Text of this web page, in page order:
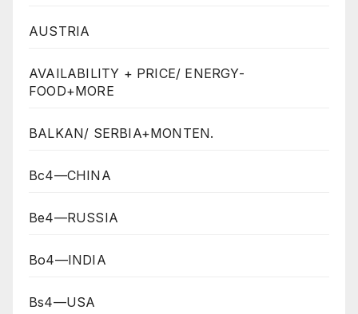
AUSTRIA
AVAILABILITY + PRICE/ ENERGY-
FOOD+MORE
BALKAN/ SERBIA+MONTEN.
Bc4—CHINA
Be4—RUSSIA
Bo4—INDIA
Bs4—USA